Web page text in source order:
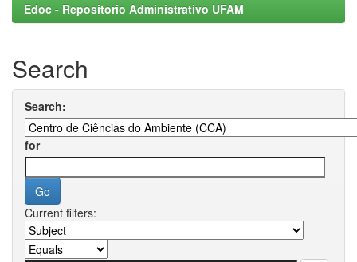
Edoc - Repositorio Administrativo UFAM
Search
Search:
for
Current filters: